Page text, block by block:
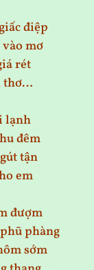
điệp
mơ
rét
thơ…
lạnh
đêm
tận
em
đượm
phàng
sớm